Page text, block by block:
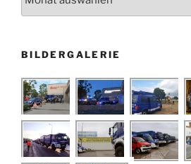
BILDERGALERIE